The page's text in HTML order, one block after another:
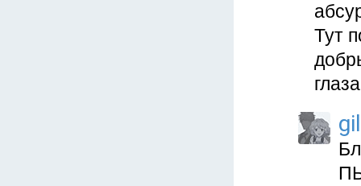
Тут